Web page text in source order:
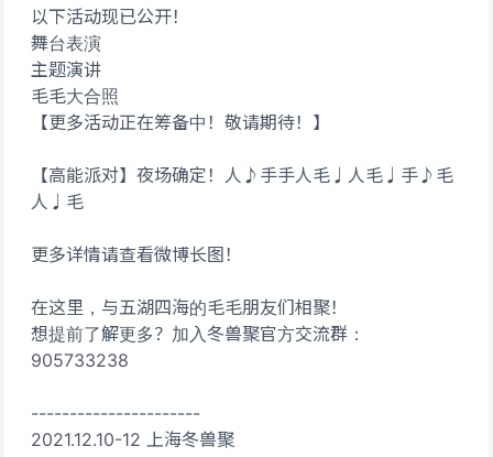
以下活动现已公开！
舞台表演
主题演讲
毛毛大合照
【更多活动正在筹备中！敬请期待！】
【高能派对】夜场确定！人♪手手人毛♩人毛♩手♪毛
人♩毛
更多详情请查看微博长图！
在这里，与五湖四海的毛毛朋友们相聚！
想提前了解更多？加入冬兽聚官方交流群：
905733238
----------------------
2021.12.10-12 上海冬兽聚